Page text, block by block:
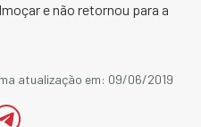
e não retornou para a
atualização em: 09/06/2019